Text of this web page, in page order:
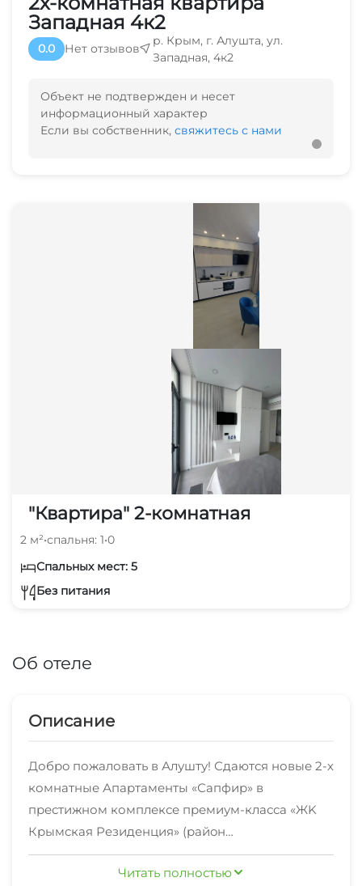
Западная 4к2
0.0 Нет отзывов
р. Крым, г. Алушта, ул.
Западная, 4к2
Объект не подтвержден и несет
информационный характер
Если вы собственник, свяжитесь с нами
"Квартира" 2-комнатная
2 м²•спальня: 1•0
Спальных мест: 5
Без питания
Об отеле
Описание
Добpo пожаловать в Алушту! Сдаются новые 2-х
комнатные Апаpтаменты «Сапфир» в
престижном комплексе премиум-класса «ЖK
Кpымcкая Рeзидeнция» (paйoн
Пpофесcopского угoлкa). Общей площадью 49,9
Читать полностью